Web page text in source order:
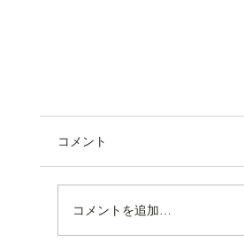
コメント
コメントを追加…